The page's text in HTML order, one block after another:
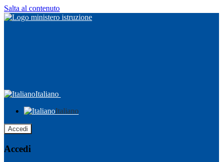
Salta al contenuto
Italiano
Italiano
Accedi
Accedi